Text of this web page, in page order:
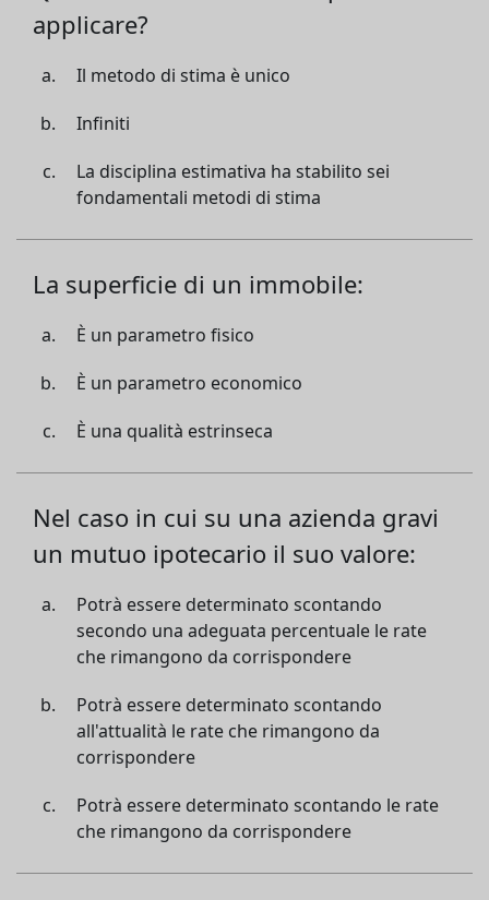
applicare?
Il metodo di stima è unico
Infiniti
La disciplina estimativa ha stabilito sei
fondamentali metodi di stima
La superficie di un immobile:
È un parametro fisico
È un parametro economico
È una qualità estrinseca
Nel caso in cui su una azienda gravi
un mutuo ipotecario il suo valore:
Potrà essere determinato scontando
secondo una adeguata percentuale le rate
che rimangono da corrispondere
Potrà essere determinato scontando
all'attualità le rate che rimangono da
corrispondere
Potrà essere determinato scontando le rate
che rimangono da corrispondere